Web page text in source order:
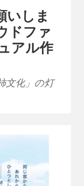
いしま
ドファ
アル作
文化」の灯